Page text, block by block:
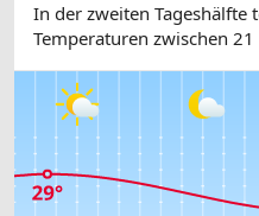
In der zweiten Tageshälfte
Temperaturen zwischen